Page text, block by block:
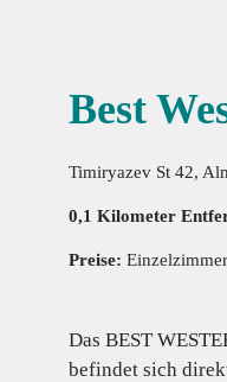
Best
Timiryazev St 42,
0,1 Kilometer
Preise:
Das BEST
befindet sich